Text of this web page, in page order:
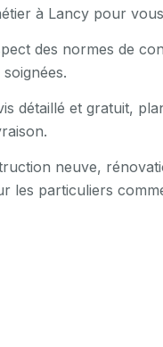
à Lancy pour
des normes de
détaillé et gratuit,
neuve,
les particuliers